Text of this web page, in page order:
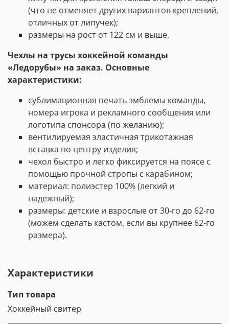
(что не отменяет других вариантов креплений,
отличных от липучек);
размеры на рост от 122 см и выше.
Чехлы на трусы хоккейной команды
«Ледорубы» на заказ. Основные
характеристики:
сублимационная печать эмблемы команды,
номера игрока и рекламного сообщения или
логотипа спонсора (по желанию);
вентилируемая эластичная трикотажная
вставка по центру изделия;
чехол быстро и легко фиксируется на поясе с
помощью прочной стропы с карабином;
материал: полиэстер 100% (легкий и
надежный);
размеры: детские и взрослые от 30-го до 62-го
(можем сделать кастом, если вы крупнее 62-го
размера).
Характеристики
Тип товара
Хоккейный свитер